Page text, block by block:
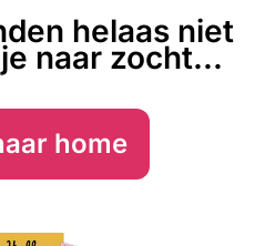
helaas niet
naar zocht...
home